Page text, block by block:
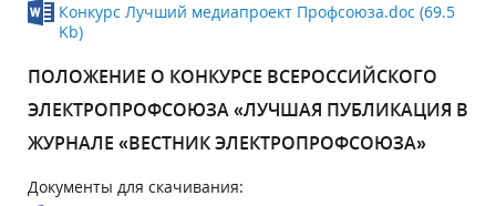
Конкурс Лучший медиапроект Профсоюза.doc (69.5
Kb)
ПОЛОЖЕНИЕ О КОНКУРСЕ ВСЕРОССИЙСКОГО
ЭЛЕКТРОПРОФСОЮЗА «ЛУЧШАЯ ПУБЛИКАЦИЯ В
ЖУРНАЛЕ «ВЕСТНИК ЭЛЕКТРОПРОФСОЮЗА»
Документы для скачивания: